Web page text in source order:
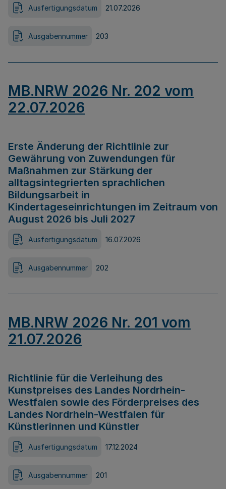
Ausfertigungsdatum 21.07.2026
Ausgabennummer 203
MB.NRW 2026 Nr. 202 vom
22.07.2026
Erste Änderung der Richtlinie zur
Gewährung von Zuwendungen für
Maßnahmen zur Stärkung der
alltagsintegrierten sprachlichen
Bildungsarbeit in
Kindertageseinrichtungen im Zeitraum von
August 2026 bis Juli 2027
Ausfertigungsdatum 16.07.2026
Ausgabennummer 202
MB.NRW 2026 Nr. 201 vom
21.07.2026
Richtlinie für die Verleihung des
Kunstpreises des Landes Nordrhein-
Westfalen sowie des Förderpreises des
Landes Nordrhein-Westfalen für
Künstlerinnen und Künstler
Ausfertigungsdatum 17.12.2024
Ausgabennummer 201